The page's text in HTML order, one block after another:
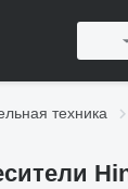
техника